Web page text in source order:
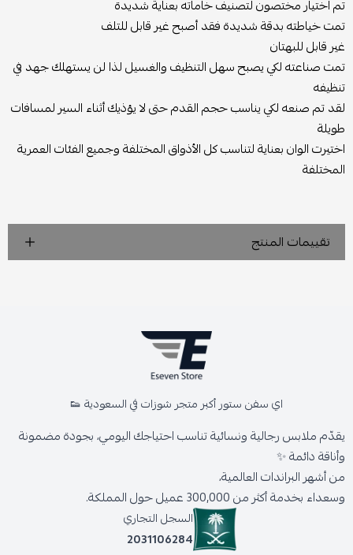
تم اختيار مختصون لتصنيف خاماته بعناية شديدة
تمت خياطته بدقة شديدة فقد أصبح غير قابل للتلف
غير قابل للبهتان
تمت صناعته لكي يصبح سهل التنظيف والغسيل لذا لن يستهلك جهد في
تنظيفه
لقد تم صنعه لكي يناسب حجم القدم حتى لا يؤذيك أثناء السير لمسافات
طويلة
اختيرت الوان بعناية لتناسب كل الأذواق المختلفة وجميع الفئات العمرية
المختلفة
تقييمات المنتج
اي سفن ستور أكبر متجر شوزات في السعودية 👟
يقدّم ملابس رجالية ونسائية تناسب احتياجك اليومي، بجودة مضمونة
وأناقة دائمة ✨
من أشهر البراندات العالمية،
وسعداء بخدمة أكثر من 300,000 عميل حول المملكة.
السجل التجاري
2031106284